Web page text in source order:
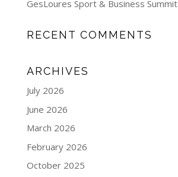
GesLoures Sport & Business Summit
RECENT COMMENTS
ARCHIVES
July 2026
June 2026
March 2026
February 2026
October 2025